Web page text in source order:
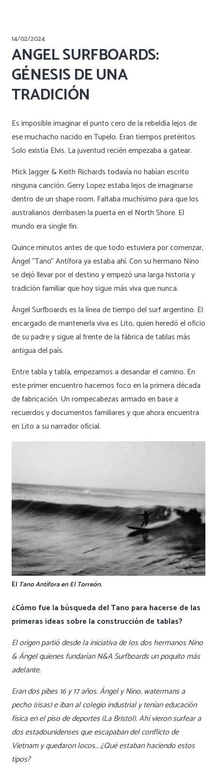
14/02/2024
ANGEL SURFBOARDS:
GÉNESIS DE UNA
TRADICIÓN
Es imposible imaginar el punto cero de la rebeldía lejos de
ese muchacho nacido en Tupelo. Eran tiempos pretéritos.
Solo existía Elvis. La juventud recién empezaba a gatear.
Mick Jagger & Keith Richards todavía no habían escrito
ninguna canción. Gerry Lopez estaba lejos de imaginarse
dentro de un shape room. Faltaba muchísimo para que los
australianos derribasen la puerta en el North Shore. El
mundo era single fin.
Quince minutos antes de que todo estuviera por comenzar,
Ángel “Tano” Antífora ya estaba ahí. Con su hermano Nino
se dejó llevar por el destino y empezó una larga historia y
tradición familiar que hoy sigue más viva que nunca.
Ángel Surfboards es la línea de tiempo del surf argentino. El
encargado de mantenerla viva es Lito, quien heredó el oficio
de su padre y sigue al frente de la fábrica de tablas más
antigua del país.
Entre tabla y tabla, empezamos a desandar el camino. En
este primer encuentro hacemos foco en la primera década
de fabricación. Un rompecabezas armado en base a
recuerdos y documentos familiares y que ahora encuentra
en Lito a su narrador oficial.
El Tano Antífora en El Torreón.
¿Cómo fue la búsqueda del Tano para hacerse de las
primeras ideas sobre la construcción de tablas?
El origen partió desde la iniciativa de los dos hermanos Nino
& Ángel quienes fundarían N&A Surfboards un poquito más
adelante.
Eran dos pibes 16 y 17 años. Ángel y Nino, watermans a
pecho (risas) e iban al colegio industrial y tenían educación
física en el piso de deportes (La Bristol). Ahí vieron surfear a
dos estadounidenses que escapaban del conflicto de
Vietnam y quedaron locos… ¿Qué estaban haciendo estos
tipos?